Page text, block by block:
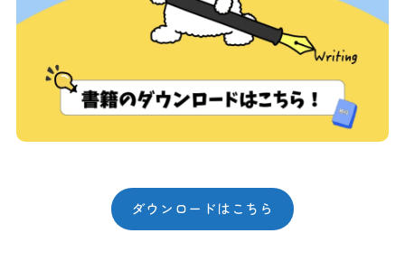
ダウンロードはこちら